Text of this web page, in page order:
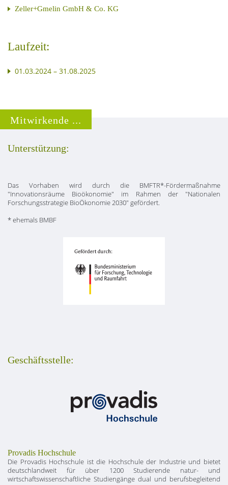
Zeller+Gmelin GmbH & Co. KG
Laufzeit:
01.03.2024 – 31.08.2025
Mitwirkende ...
Unterstützung:
Das Vorhaben wird durch die BMFTR*-Fördermaßnahme
"Innovationsräume Bioökonomie" im Rahmen der "Nationalen
Forschungsstrategie BioÖkonomie 2030" gefördert.
* ehemals BMBF
Geschäftsstelle:
Provadis Hochschule
Die Provadis Hochschule ist die Hochschule der Industrie und bietet
deutschlandweit für über 1200 Studierende natur- und
wirtschaftswissenschaftliche Studiengänge dual und berufsbegleitend